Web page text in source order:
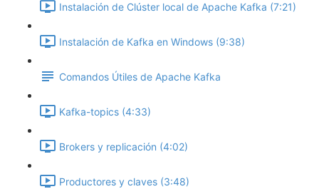
Instalación de Clúster local de Apache Kafka (7:21)
Instalación de Kafka en Windows (9:38)
Comandos Útiles de Apache Kafka
Kafka-topics (4:33)
Brokers y replicación (4:02)
Productores y claves (3:48)